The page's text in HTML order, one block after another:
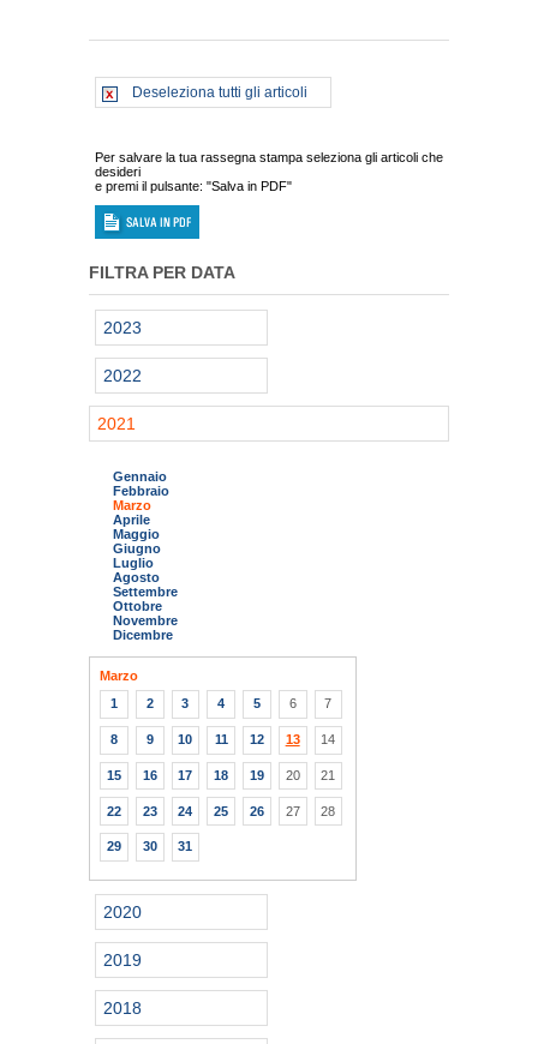
Deseleziona tutti gli articoli
Per salvare la tua rassegna stampa seleziona gli articoli che
desideri
e premi il pulsante: "Salva in PDF"
FILTRA PER DATA
2023
2022
2021
Gennaio
Febbraio
Marzo
Aprile
Maggio
Giugno
Luglio
Agosto
Settembre
Ottobre
Novembre
Dicembre
Marzo
1
2 3 4 5 6 7
8 9 10 11 12 13 14
15 16 17 18 19 20 21
22 23 24 25 26 27 28
29 30 31
2020
2019
2018